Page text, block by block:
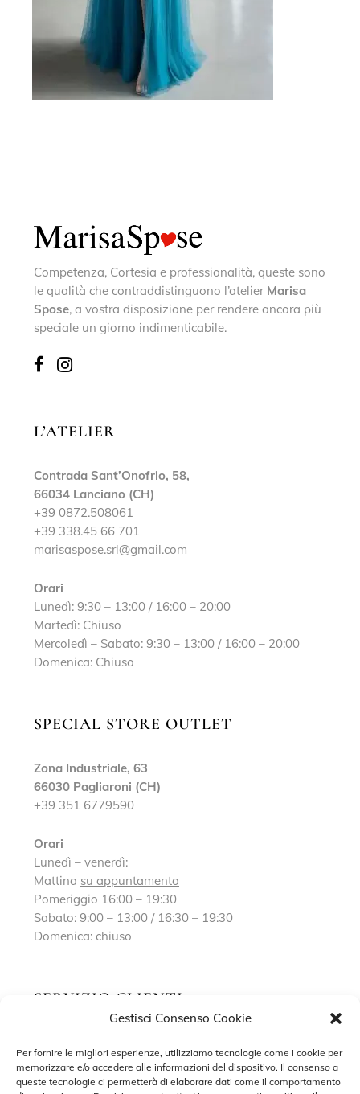
Gestisci Consenso Cookie
Per fornire le migliori esperienze, utilizziamo tecnologie come i cookie per
memorizzare e/o accedere alle informazioni del dispositivo. Il consenso a
queste tecnologie ci permetterà di elaborare dati come il comportamento
Competenza, Cortesia e professionalità, queste sono
le qualità che contraddistinguono l’atelier Marisa
Spose, a vostra disposizione per rendere ancora più
speciale un giorno indimenticabile.
L’ATELIER
Contrada Sant’Onofrio, 58,
66034 Lanciano (CH)
+39 0872.508061
+39 338.45 66 701
marisaspose.srl@gmail.com
Orari
Lunedì: 9:30 – 13:00 / 16:00 – 20:00
Martedì: Chiuso
Mercoledì – Sabato: 9:30 – 13:00 / 16:00 – 20:00
Domenica: Chiuso
SPECIAL STORE OUTLET
Zona Industriale, 63
66030 Pagliaroni (CH)
+39 351 6779590
Orari
Lunedì – venerdì:
Mattina su appuntamento
Pomeriggio 16:00 – 19:30
Sabato: 9:00 – 13:00 / 16:30 – 19:30
Domenica: chiuso
SERVIZIO CLIENTI
Contatti